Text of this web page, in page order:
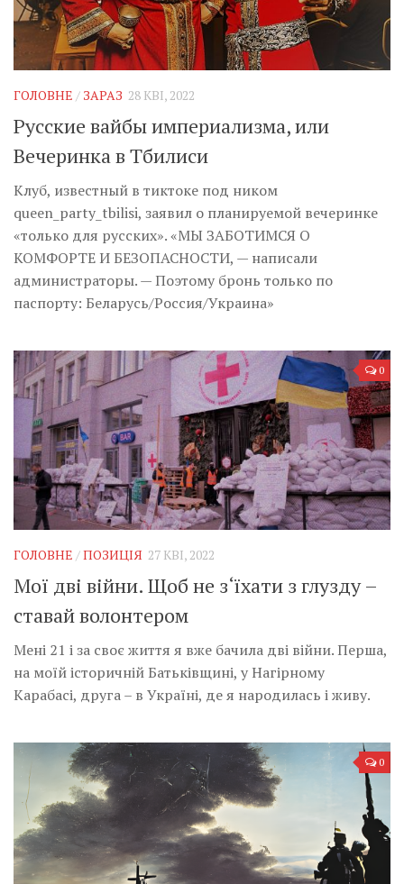
ГОЛОВНЕ / ЗАРАЗ 28 КВІ, 2022
Русские вайбы империализма, или
Вечеринка в Тбилиси
Клуб, известный в тиктоке под ником
queen_party_tbilisi, заявил о планируемой вечеринке
«только для русских». «МЫ ЗАБОТИМСЯ О
КОМФОРТЕ И БЕЗОПАСНОСТИ, — написали
администраторы. — Поэтому бронь только по
паспорту: Беларусь/Россия/Украина»
0
ГОЛОВНЕ /ПОЗИЦІЯ 27 КВІ, 2022
Мої дві війни. Щоб не з‘їхати з глузду –
ставай волонтером
Мені 21 і за своє життя я вже бачила дві війни. Перша,
на моїй історичній Батьківщині, у Нагірному
Карабасі, друга – в Україні, де я народилась і живу.
0